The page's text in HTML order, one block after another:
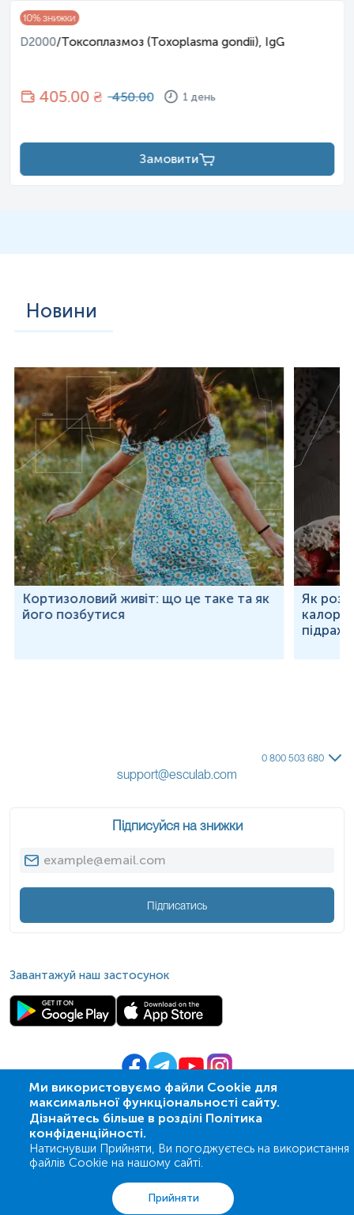
10% знижки
D2000/Токсоплазмоз (Toxoplasma gondii), IgG
405.00 ₴ 450.00 1 день
Замовити
Новини
Кортизоловий живіт: що це таке та як
його позбутися
Як
Ми використовуємо файли Cookie для
максимальної функціональності сайту.
Дізнайтесь більше в розділі Політика
конфіденційності.
Натиснувши Прийняти, Ви погоджуєтесь на використання
файлів Cookie на нашому сайті.
Прийняти
0 800 503 680
support@esculab.com
Підписуйся на знижки
Підписатись
Завантажуй наш застосунок
© 2009- 2026 | ПСМЛ «Ескулаб»
Акції Адреси Кошик